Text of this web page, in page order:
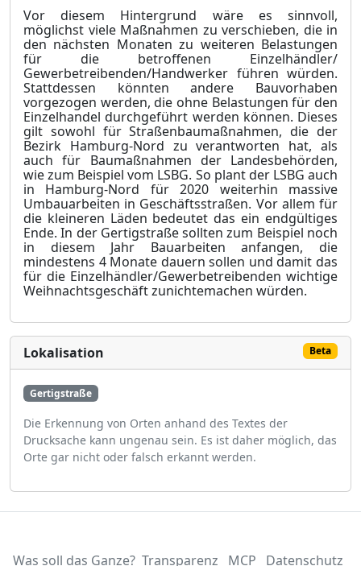
Vor diesem Hintergrund wäre es sinnvoll,
möglichst viele Maßnahmen zu verschieben, die in
den nächsten Monaten zu weiteren Belastungen
für die betroffenen Einzelhändler/
Gewerbetreibenden/Handwerker führen würden.
Stattdessen könnten andere Bauvorhaben
vorgezogen werden, die ohne Belastungen für den
Einzelhandel durchgeführt werden können. Dieses
gilt sowohl für Straßenbaumaßnahmen, die der
Bezirk Hamburg-Nord zu verantworten hat, als
auch für Baumaßnahmen der Landesbehörden,
wie zum Beispiel vom LSBG. So plant der LSBG auch
in Hamburg-Nord für 2020 weiterhin massive
Umbauarbeiten in Geschäftsstraßen. Vor allem für
die kleineren Läden bedeutet das ein endgültiges
Ende. In der Gertigstraße sollten zum Beispiel noch
in diesem Jahr Bauarbeiten anfangen, die
mindestens 4 Monate dauern sollen und damit das
für die Einzelhändler/Gewerbetreibenden wichtige
Weihnachtsgeschäft zunichtemachen würden.
Lokalisation Beta
Gertigstraße
Die Erkennung von Orten anhand des Textes der
Drucksache kann ungenau sein. Es ist daher möglich, das
Orte gar nicht oder falsch erkannt werden.
Was soll das Ganze? Transparenz MCP Datenschutz